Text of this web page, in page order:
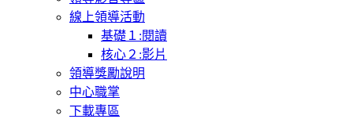
線上領導活動
基礎１:閱讀
核心２:影片
領導獎勵說明
中心職掌
下載專區